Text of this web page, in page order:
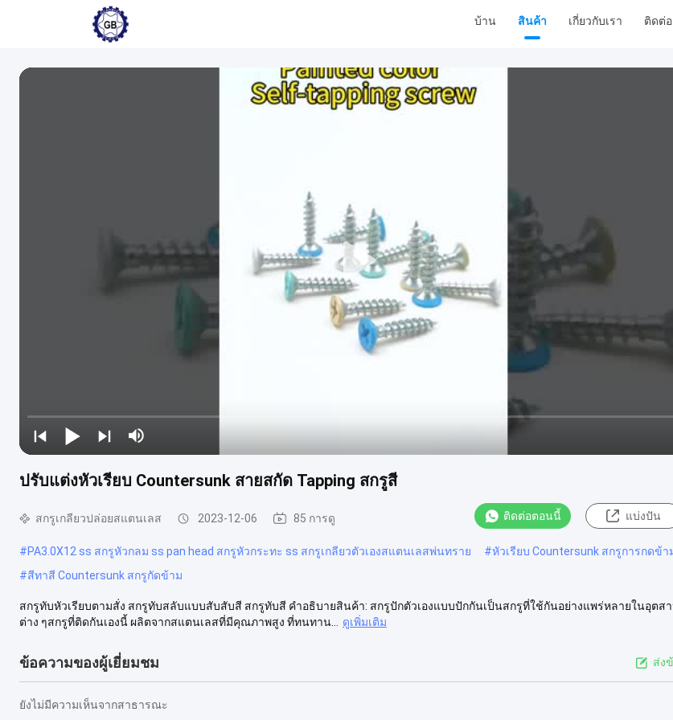
บ้าน สินค้า เกี่ยวกับเรา ติดต่อ
ปรับแต่งหัวเรียบ Countersunk สายสกัด Tapping สกรูสี
สกรูเกลียวปล่อยสแตนเลส 2023-12-06 85 การดู ติดต่อตอนนี้ แบ่งปัน
#PA3.0X12 ss สกรูหัวกลม ss pan head สกรูหัวกระทะ ss สกรูเกลียวตัวเองสแตนเลสพ่นทราย #หัวเรียบ Countersunk สกรูการกดข้า
#สีทาสี Countersunk สกรูกัดข้าม
สกรูทับหัวเรียบตามสั่ง สกรูทับสลับแบบสับสับสี สกรูทับสี คําอธิบายสินค้า: สกรูปักตัวเองแบบปักกันเป็นสกรูที่ใช้กันอย่างแพร่หลายในอุตส
ต่าง ๆสกรูที่ติดกันเองนี้ ผลิตจากสแตนเลสที่มีคุณภาพสูง ที่ทนทาน...
ดูเพิ่มเติม
ข้อความของผู้เยี่ยมชม ส่ง
ยังไม่มีความเห็นจากสาธารณะ